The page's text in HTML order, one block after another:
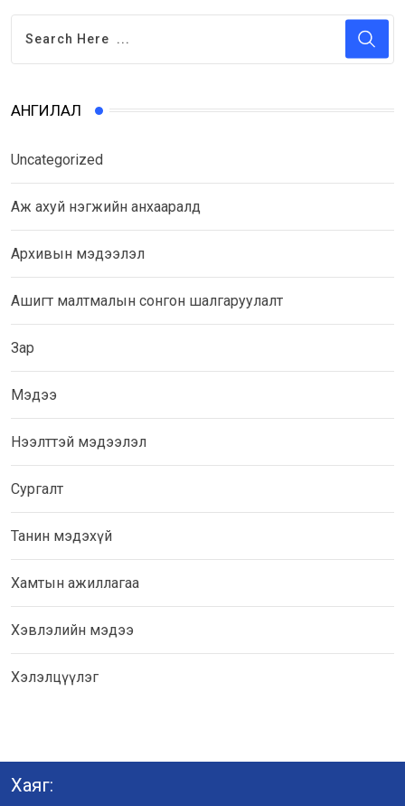
АНГИЛАЛ
Uncategorized
Аж ахуй нэгжийн анхааралд
Архивын мэдээлэл
Ашигт малтмалын сонгон шалгаруулалт
Зар
Мэдээ
Нээлттэй мэдээлэл
Сургалт
Танин мэдэхүй
Хамтын ажиллагаа
Хэвлэлийн мэдээ
Хэлэлцүүлэг
Хаяг: